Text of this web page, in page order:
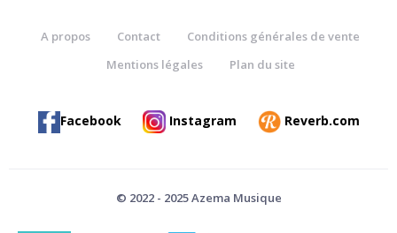
A propos Contact
Conditions générales de vente
Mentions légales
Plan du site
Facebook Instagram Reverb.com
© 2022 - 2025 Azema Musique